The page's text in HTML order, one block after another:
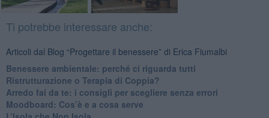
Ti potrebbe interessare anche:
Articoli dal Blog “Progettare il benessere” di Erica Fiumalbi
Benessere ambientale: perché ci riguarda tutti
Ristrutturazione o Terapia di Coppia?
​Arredo fai da te: i consigli per scegliere senza errori
Moodboard: Cos’è e a cosa serve